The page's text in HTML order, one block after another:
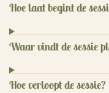
Hoe laat begint de
Waar vindt de sessie
Hoe verloopt de sessie?